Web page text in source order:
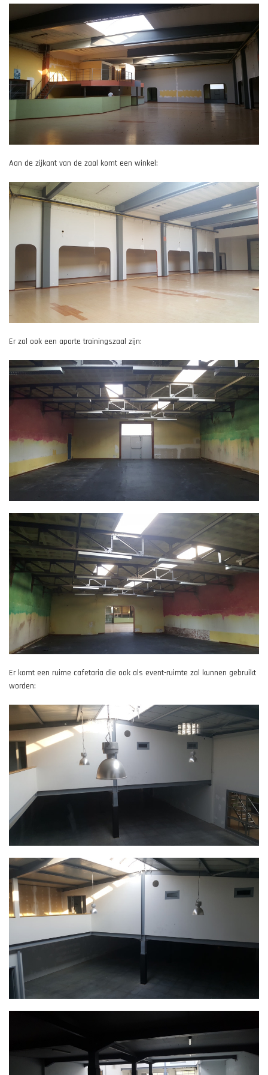
Aan de zijkant van de zaal komt een winkel:
Er zal ook een aparte trainingszaal zijn:
Er komt een ruime cafetaria die ook als event-ruimte zal kunnen gebruikt
worden: